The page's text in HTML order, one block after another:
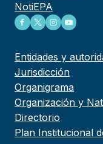
NotiEPA
Entidades y
Jurisdicción
Organigrama
Organización y
Directorio
Plan Institucional